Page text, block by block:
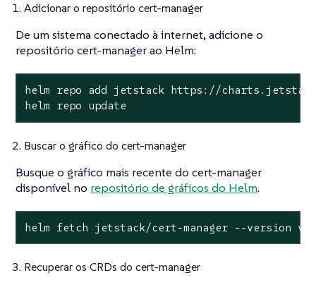
1. Adicionar o repositório cert-manager
De um sistema conectado à internet, adicione o
repositório cert-manager ao Helm:
helm repo add jetstack https://
helm repo update
2. Buscar o gráfico do cert-manager
Busque o gráfico mais recente do cert-manager
disponível no repositório de gráficos do Helm.
helm fetch jetstack/cert-manager --version
3. Recuperar os CRDs do cert-manager